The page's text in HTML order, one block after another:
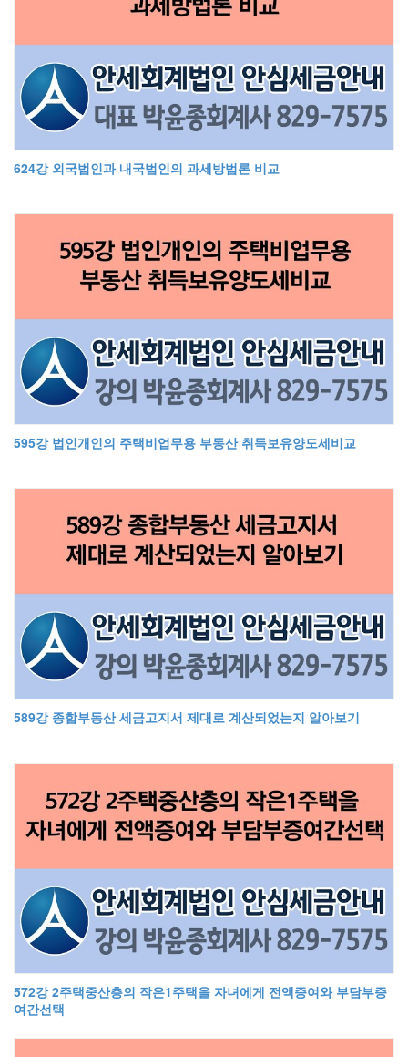
624강 외국법인과 내국법인의 과세방법론 비교
595강 법인개인의 주택비업무용 부동산 취득보유양도세비교
589강 종합부동산 세금고지서 제대로 계산되었는지 알아보기
572강 2주택중산층의 작은1주택을 자녀에게 전액증여와 부담부증
여간선택